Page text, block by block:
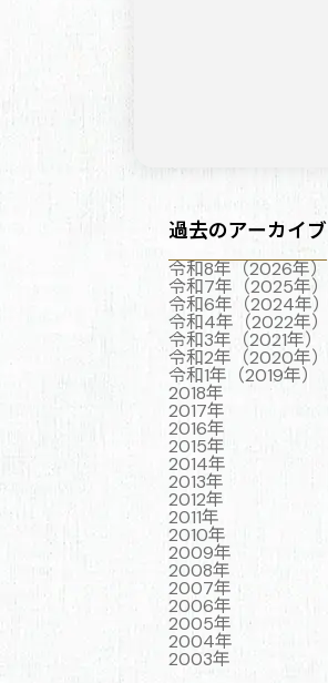
過去のアーカイブ
令和8年（2026年）
令和7年（2025年）
令和6年（2024年）
令和4年（2022年）
令和3年（2021年）
令和2年（2020年）
令和1年（2019年）
2018年
2017年
2016年
2015年
2014年
2013年
2012年
2011年
2010年
2009年
2008年
2007年
2006年
2005年
2004年
2003年